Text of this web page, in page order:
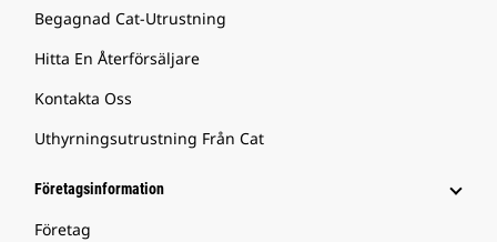
Begagnad Cat-Utrustning
Hitta En Återförsäljare
Kontakta Oss
Uthyrningsutrustning Från Cat
Företagsinformation
Företag